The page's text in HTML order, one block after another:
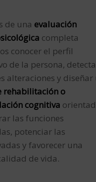
de una evaluación
completa
conocer el perfil
de la persona,
alteraciones y diseñar
rehabilitación o
cognitiva
las funciones
potenciar las
y favorecer una
de vida.